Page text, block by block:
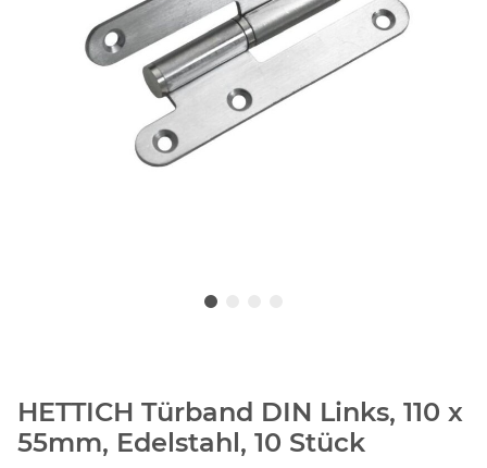
HETTICH Türband DIN Links, 110 x
55mm, Edelstahl, 10 Stück